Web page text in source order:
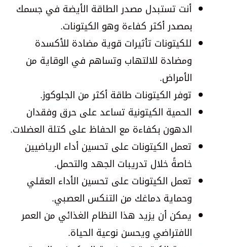
أنت تستبدل مصدر الطاقة الأيضة في جسمك
بمصدر أكثر كفاءة وهو الكيتونات.
للكيتونات تأثيرات قوية مضادة للأكسدة
ومضادة للالتهاب وتساهم في الوقاية من
الأمراض.
توفر الكيتونات طاقة أكثر من الجلوكوز.
الحمية الكيتونية تساعد على حرق وفقدان
الدهون بكفاءة مع الحفاظ على كتلة العضلات.
تعمل الكيتونات على تحسين أداء الرياضيين
خاصةً خلال تدريبات الجهد والتحمل.
تعمل الكيتونات على تحسين الأداء العقلي
وحماية دماغك من التنكس العصبي.
يمكن أن يزيد هذا النظام الغذائي من العمر
الافتراضي ويحسن نوعية الحياة.